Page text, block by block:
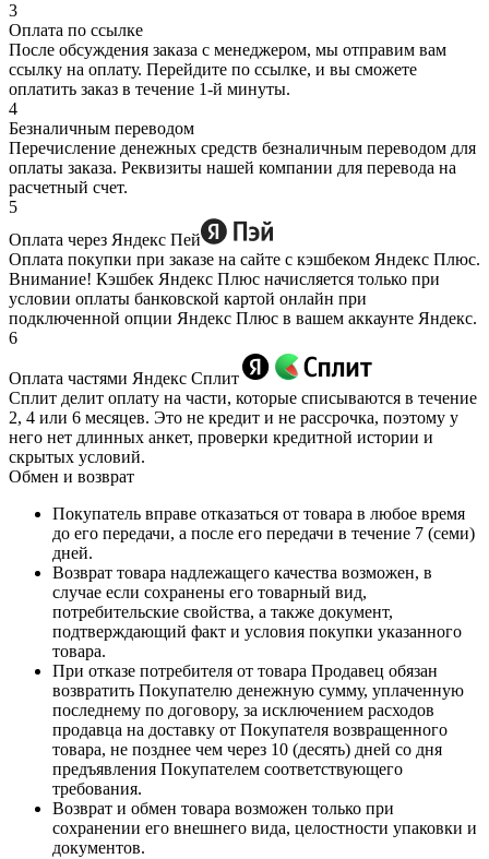
3
Оплата по ссылке
После обсуждения заказа с менеджером, мы отправим вам
ссылку на оплату. Перейдите по ссылке, и вы сможете
оплатить заказ в течение 1-й минуты.
4
Безналичным переводом
Перечисление денежных средств безналичным переводом для
оплаты заказа. Реквизиты нашей компании для перевода на
расчетный счет.
5
Оплата через Яндекс Пей
Оплата покупки при заказе на сайте с кэшбеком Яндекс Плюс.
Внимание! Кэшбек Яндекс Плюс начисляется только при
условии оплаты банковской картой онлайн при
подключенной опции Яндекс Плюс в вашем аккаунте Яндекс.
6
Оплата частями Яндекс Сплит
Сплит делит оплату на части, которые списываются в течение
2, 4 или 6 месяцев. Это не кредит и не рассрочка, поэтому у
него нет длинных анкет, проверки кредитной истории и
скрытых условий.
Обмен и возврат
Покупатель вправе отказаться от товара в любое время
до его передачи, а после его передачи в течение 7 (семи)
дней.
Возврат товара надлежащего качества возможен, в
случае если сохранены его товарный вид,
потребительские свойства, а также документ,
подтверждающий факт и условия покупки указанного
товара.
При отказе потребителя от товара Продавец обязан
возвратить Покупателю денежную сумму, уплаченную
последнему по договору, за исключением расходов
продавца на доставку от Покупателя возвращенного
товара, не позднее чем через 10 (десять) дней со дня
предъявления Покупателем соответствующего
требования.
Возврат и обмен товара возможен только при
сохранении его внешнего вида, целостности упаковки и
документов.